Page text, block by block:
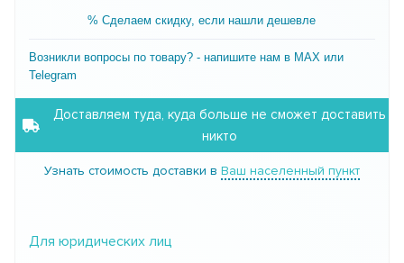
% Сделаем скидку, если нашли дешевле
Возникли вопросы по товару? - напишите нам в MAX или
Telegram
Доставляем туда, куда больше не сможет доставить
никто
Узнать стоимость доставки в Ваш населенный пункт
Для юридических лиц